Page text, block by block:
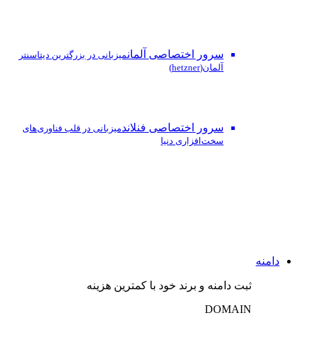
سرور اختصاصی آلمانمیزبانی در بزرگترین دیتاسنتر
آلمان(hetzner)
سرور اختصاصی فنلاندمیزبانی در قلب فناوری‌های
سخت‌افزاری دنیا
دامنه
ثبت دامنه و برند خود با کمترین هزینه
DOMAIN